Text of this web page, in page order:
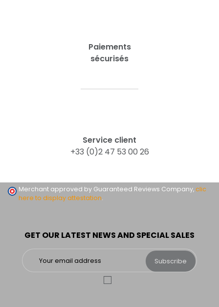
Paiements
sécurisés
Service client
+33 (0)2 47 53 00 26
GET OUR LATEST NEWS AND SPECIAL SALES
Subscribe
Merchant approved by Guaranteed Reviews Company,clic
here to display attestation.